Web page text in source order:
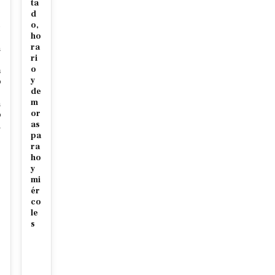
ta
d
o,
ho
ra
ri
o
y
de
m
or
as
pa
ra
ho
y
mi
ér
co
le
s